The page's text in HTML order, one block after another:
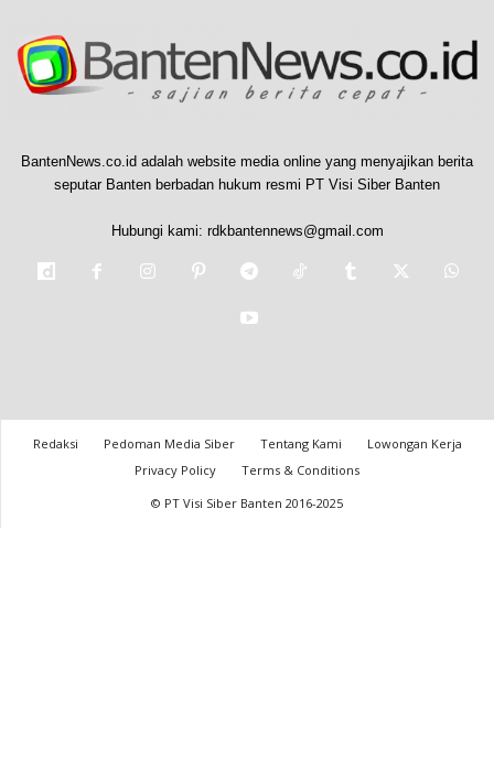
BantenNews.co.id adalah website media online yang menyajikan berita
seputar Banten berbadan hukum resmi PT Visi Siber Banten
Hubungi kami: rdkbantennews@gmail.com
Redaksi Pedoman Media Siber Tentang Kami
Lowongan Kerja
Privacy Policy
Terms & Conditions
© PT Visi Siber Banten 2016-2025